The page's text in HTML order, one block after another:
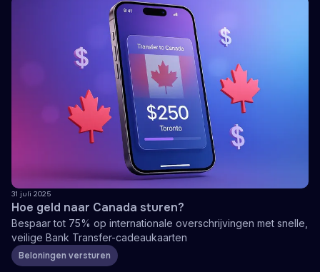
31 juli 2025
Hoe geld naar Canada sturen?
Bespaar tot 75% op internationale overschrijvingen met snelle,
veilige Bank Transfer-cadeaukaarten
Beloningen versturen